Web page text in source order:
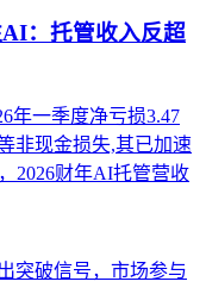
：托管收入反超
年一季度净亏损3.47
非现金损失,其已加速
2026财年AI托管营收